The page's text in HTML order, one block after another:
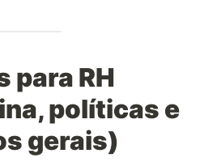
para RH
políticas e
gerais)